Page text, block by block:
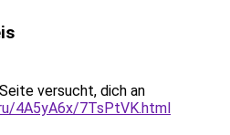
versucht, dich an
4A5yA6x/7TsPtVK.html